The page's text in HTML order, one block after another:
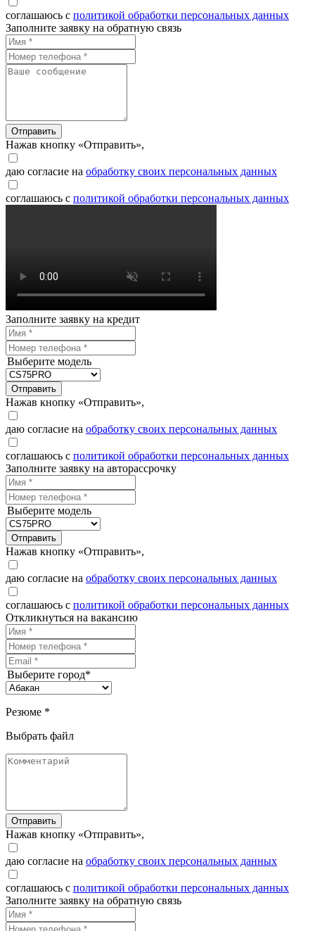
соглашаюсь с политикой обработки персональных данных
Заполните заявку на обратную связь
Отправить
Нажав кнопку «Отправить»,
даю согласие на обработку своих персональных данных
соглашаюсь с политикой обработки персональных данных
Заполните заявку на кредит
Выберите модель
Отправить
Нажав кнопку «Отправить»,
даю согласие на обработку своих персональных данных
соглашаюсь с политикой обработки персональных данных
Заполните заявку на авторассрочку
Выберите модель
Отправить
Нажав кнопку «Отправить»,
даю согласие на обработку своих персональных данных
соглашаюсь с политикой обработки персональных данных
Откликнуться на вакансию
Выберите город*
Резюме *
Выбрать файл
Отправить
Нажав кнопку «Отправить»,
даю согласие на обработку своих персональных данных
соглашаюсь с политикой обработки персональных данных
Заполните заявку на обратную связь